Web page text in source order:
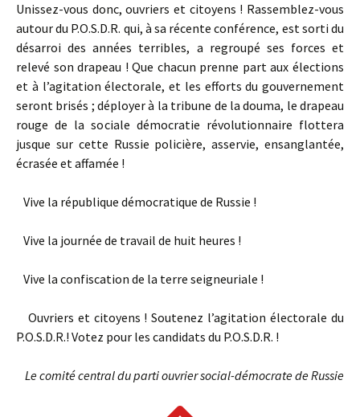
Unissez-vous donc, ouvriers et citoyens ! Rassemblez-vous
autour du P.O.S.D.R. qui, à sa récente conférence, est sorti du
désarroi des années terribles, a regroupé ses forces et
relevé son drapeau ! Que chacun prenne part aux élections
et à l’agitation électorale, et les efforts du gouvernement
seront brisés ; déployer à la tribune de la douma, le drapeau
rouge de la sociale démocratie révolutionnaire flottera
jusque sur cette Russie policière, asservie, ensanglantée,
écrasée et affamée !
Vive la république démocratique de Russie !
Vive la journée de travail de huit heures !
Vive la confiscation de la terre seigneuriale !
Ouvriers et citoyens ! Soutenez l’agitation électorale du
P.O.S.D.R.! Votez pour les candidats du P.O.S.D.R. !
Le comité central du parti ouvrier social-démocrate de Russie